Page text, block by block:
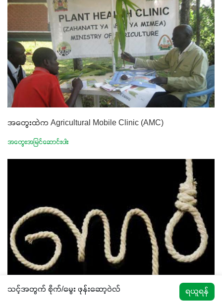
အတွေးထဲက Agricultural Mobile Clinic (AMC)
အတွေးအမြင်ဆောင်းပါး
ဦးဝင်းမျိုးသူ ပြောတဲ့ GMO အကြောင်း (FACEBOOK မှ ကူးယူ
သင့်အတွက် စိုက်/မွေး ဖုန်းဆော့ဝဲလ် ရယူရန်